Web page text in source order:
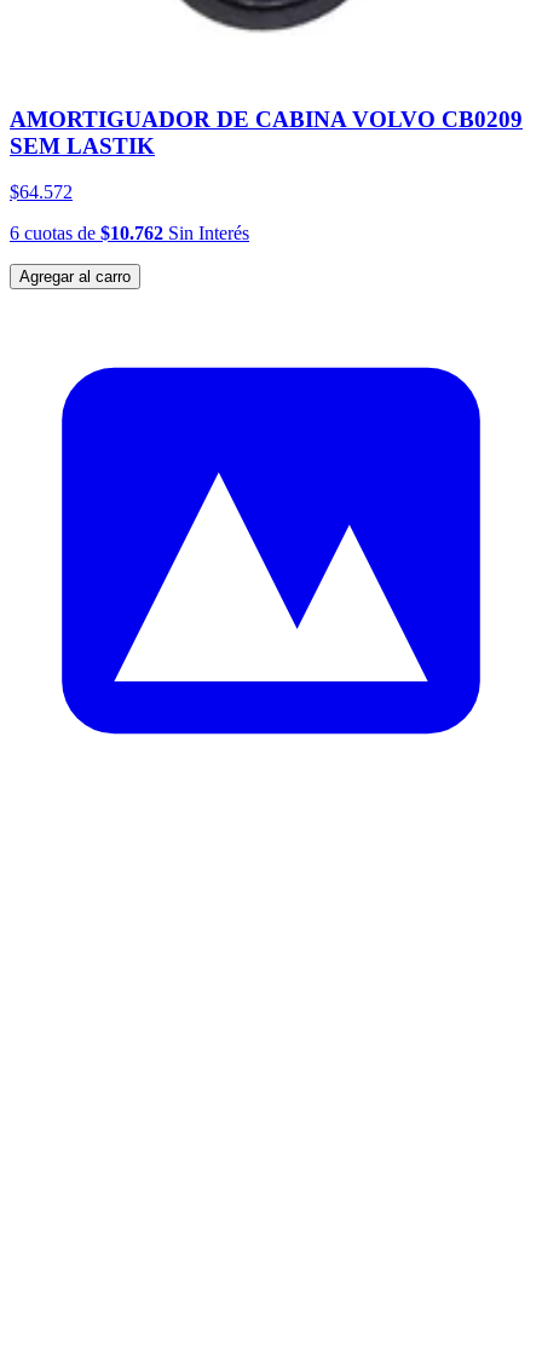
AMORTIGUADOR DE CABINA VOLVO CB0209
SEM LASTIK
$64.572
6 cuotas de $10.762 Sin Interés
Agregar al carro